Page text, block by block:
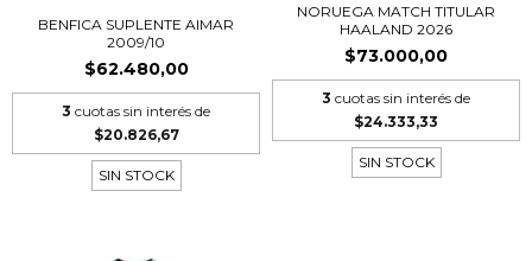
BENFICA SUPLENTE AIMAR
2009/10
$62.480,00
3 cuotas sin interés de
$20.826,67
SIN STOCK
NORUEGA MATCH TITULAR
HAALAND 2026
$73.000,00
3 cuotas sin interés de
$24.333,33
SIN STOCK